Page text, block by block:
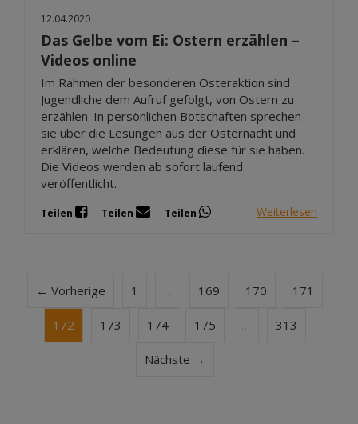
12.04.2020
Das Gelbe vom Ei: Ostern erzählen –
Videos online
Im Rahmen der besonderen Osteraktion sind
Jugendliche dem Aufruf gefolgt, von Ostern zu
erzählen. In persönlichen Botschaften sprechen
sie über die Lesungen aus der Osternacht und
erklären, welche Bedeutung diese für sie haben.
Die Videos werden ab sofort laufend
veröffentlicht.
Teilen Teilen Teilen Weiterlesen
← Vorherige 1 169 170 171
172 173 174 175 313
Nächste →